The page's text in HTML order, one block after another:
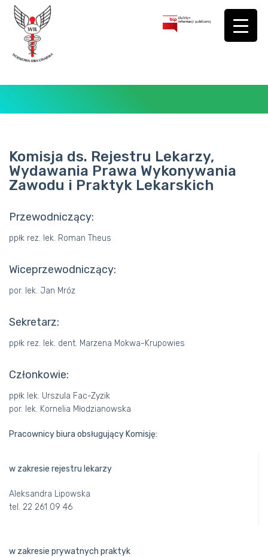
BIURO
ORGANY
KOMISJE
DOKUMENTY
OKRĘGOWE IZBY LEKARSKIE
Komisja ds. Rejestru Lekarzy,
Wydawania Prawa Wykonywania
Zawodu i Praktyk Lekarskich
Przewodniczący:
ppłk rez. lek. Roman Theus
Wiceprzewodniczący:
por. lek. Jan Mróz
Sekretarz:
ppłk rez. lek. dent. Marzena Mokwa-Krupowies
Członkowie:
ppłk lek. Urszula Fac-Zyzik
por. lek. Kornelia Młodzianowska
Pracownicy biura obsługujący Komisję:
w zakresie rejestru lekarzy
Aleksandra Lipowska
tel. 22 261 09 46
w zakresie prywatnych praktyk